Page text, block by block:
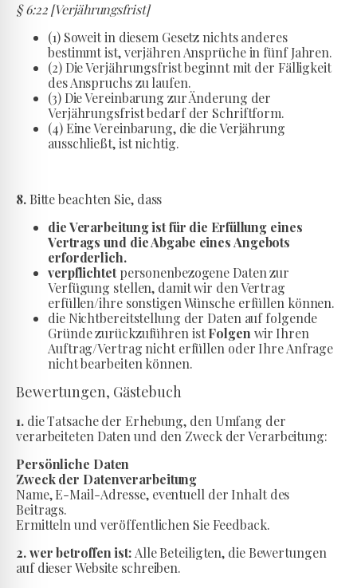
§ 6:22 [Verjährungsfrist]
(1) Soweit in diesem Gesetz nichts anderes
bestimmt ist, verjähren Ansprüche in fünf Jahren.
(2) Die Verjährungsfrist beginnt mit der Fälligkeit
des Anspruchs zu laufen.
(3) Die Vereinbarung zur Änderung der
Verjährungsfrist bedarf der Schriftform.
(4) Eine Vereinbarung, die die Verjährung
ausschließt, ist nichtig.
8.Bitte beachten Sie, dass
die Verarbeitung ist für die Erfüllung eines
Vertrags und die Abgabe eines Angebots
erforderlich.
verpflichtetpersonenbezogene Daten zur
Verfügung stellen, damit wir den Vertrag
erfüllen/ihre sonstigen Wünsche erfüllen können.
die Nichtbereitstellung der Daten auf folgende
Gründe zurückzuführen istFolgen wir Ihren
Auftrag/Vertrag nicht erfüllen oder Ihre Anfrage
nicht bearbeiten können.
Bewertungen, Gästebuch
1.die Tatsache der Erhebung, den Umfang der
verarbeiteten Daten und den Zweck der Verarbeitung:
Persönliche Daten
Zweck der Datenverarbeitung
Name, E-Mail-Adresse, eventuell der Inhalt des
Beitrags.
Ermitteln und veröffentlichen Sie Feedback.
2. wer betroffen ist:Alle Beteiligten, die Bewertungen
auf dieser Website schreiben.